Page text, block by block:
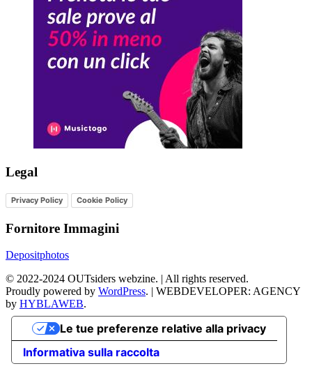
Legal
Privacy Policy Cookie Policy
Fornitore Immagini
Depositphotos
© 2022-2024 OUTsiders webzine. | All rights reserved.
Proudly powered by WordPress. | WEBDEVELOPER: AGENCY
by HYBLAWEB.
Informativa sulla raccolta
Le tue preferenze relative alla privacy